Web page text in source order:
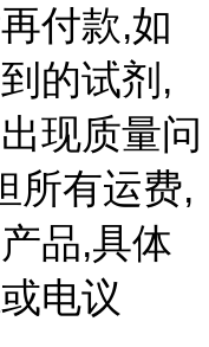
付款,如
的试剂,
现质量问
所有运费,
品,具体
电议